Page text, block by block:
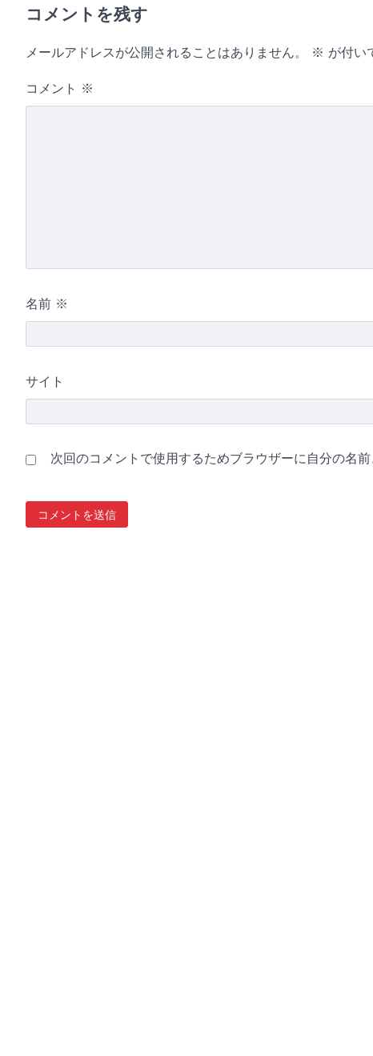
コメントを残す
メールアドレスが公開されることはありません。 ※ が付い
コメント ※
名前 ※
サイト
次回のコメントで使用するためブラウザーに自分の名